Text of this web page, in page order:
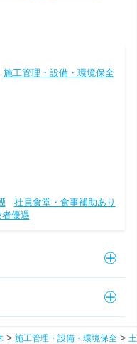
施工管理・設備・環境保全
社員食堂・食事補助あり
優遇
施工管理・設備・環境保全